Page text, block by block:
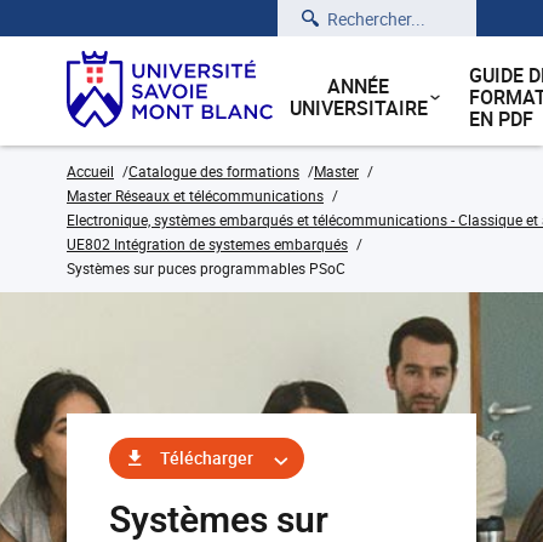
Rechercher
ANNÉE
UNIVERSITAIRE
GUIDE
EN PDF
Accueil Catalogue des formations
Master
Master Réseaux et télécommunications
Electronique, systèmes embarqués et télécommunications - Classique
UE802 Intégration de systemes embarqués
Systèmes sur puces programmables PSoC
Télécharger
Systèmes sur